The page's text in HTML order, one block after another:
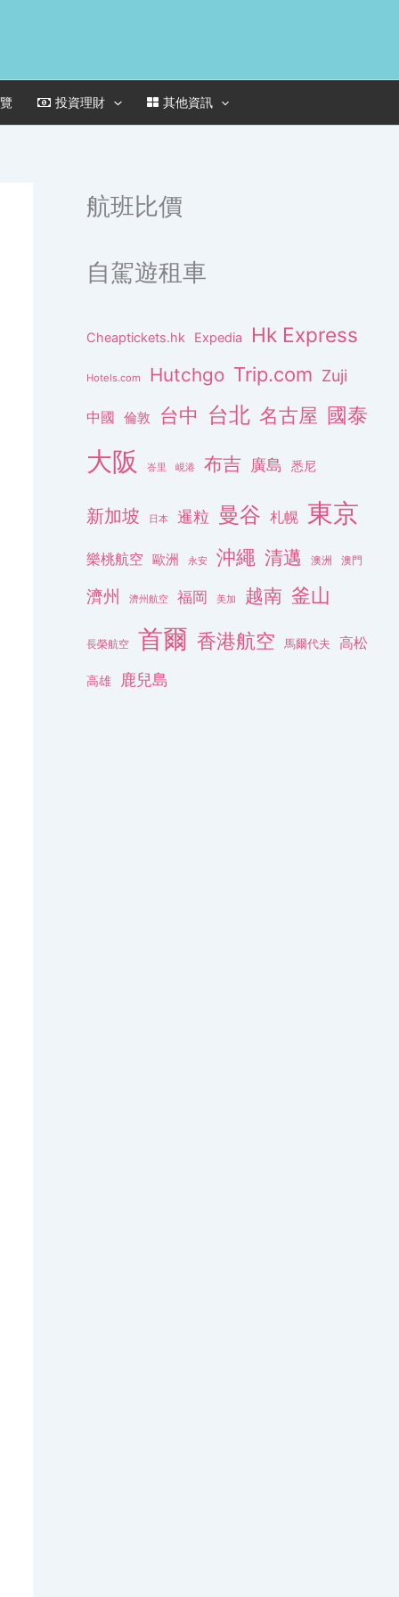
投資理財 其他資訊
航班比價
自駕遊租車
Cheaptickets.hk Expedia Hk Express
Hotels.com Hutchgo Trip.com Zuji
中國 倫敦 台中 台北 名古屋 國泰
大阪 峇里 峴港 布吉 廣島 悉尼
新加坡 日本 暹粒 曼谷 札幌 東京
樂桃航空 歐洲 永安 沖繩 清邁 澳洲 澳門
濟州 濟州航空 福岡 美加 越南 釜山
長榮航空 首爾 香港航空 馬爾代夫 高松
高雄 鹿兒島